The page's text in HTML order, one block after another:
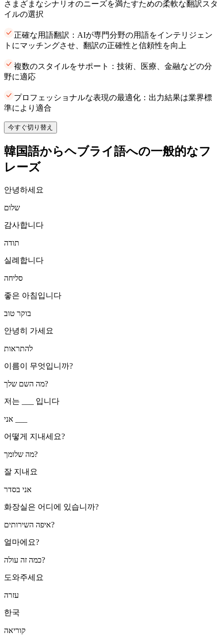
さまざまなシナリオのニーズを満たすための柔軟な翻訳スタ
イルの選択
正確な用語翻訳：AIが専門分野の用語をインテリジェン
トにマッチングさせ、翻訳の正確性と信頼性を向上
複数のスタイルをサポート：技術、医療、金融などの分
野に適応
プロフェッショナルな表現の最適化：出力結果は業界標
準により適合
今すぐ切り替え
韓国語からヘブライ語への一般的なフ
レーズ
안녕하세요
שלום
감사합니다
תודה
실례합니다
סליחה
좋은 아침입니다
בוקר טוב
안녕히 가세요
להתראות
이름이 무엇입니까?
מה השם שלך?
저는 ___ 입니다
어떻게 지내세요?
מה שלומך?
잘 지내요
אני בסדר
화장실은 어디에 있습니까?
איפה השירותים?
얼마에요?
כמה זה עולה?
도와주세요
עזרה
한국
קוריאה